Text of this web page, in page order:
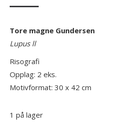
Tore magne Gundersen
Lupus ll
Risografi
Opplag: 2 eks.
Motivformat: 30 x 42 cm
1 på lager